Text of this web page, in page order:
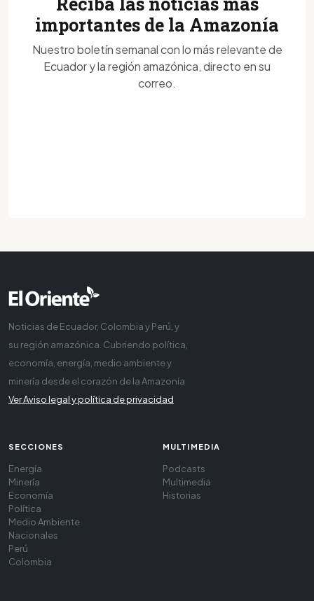
importantes de la Amazonía
Nuestro boletín semanal con lo más relevante de
Ecuador y la región amazónica, directo en su
correo.
Noticias de Ecuador, Colombia y Perú, y
su región amazónica. Cubriendo política,
economía, energía, medio ambiente y
minería desde el corazón de la Amazonía
Ver Aviso legal y política de privacidad
SECCIONES
Energía
Minería
Economía
Política
Medio Ambiente
Nacionales
Perú
Colombia
MULTIMEDIA
Podcasts
Multimedia
Historias